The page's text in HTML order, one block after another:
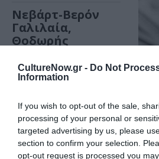
CultureNow.gr - Do Not
Information
If you wish to opt-out of the sale,
processing of your personal or
targeted advertising by us, please
section to confirm your selection.
opt-out request is processed you
Νεβάρτ-Βερόν
Γαλιλαία,
Θοδωρής
το Κουαρτέτο
Εγχόρδων
Μέγαρο
Μουσικής
Αθηνών